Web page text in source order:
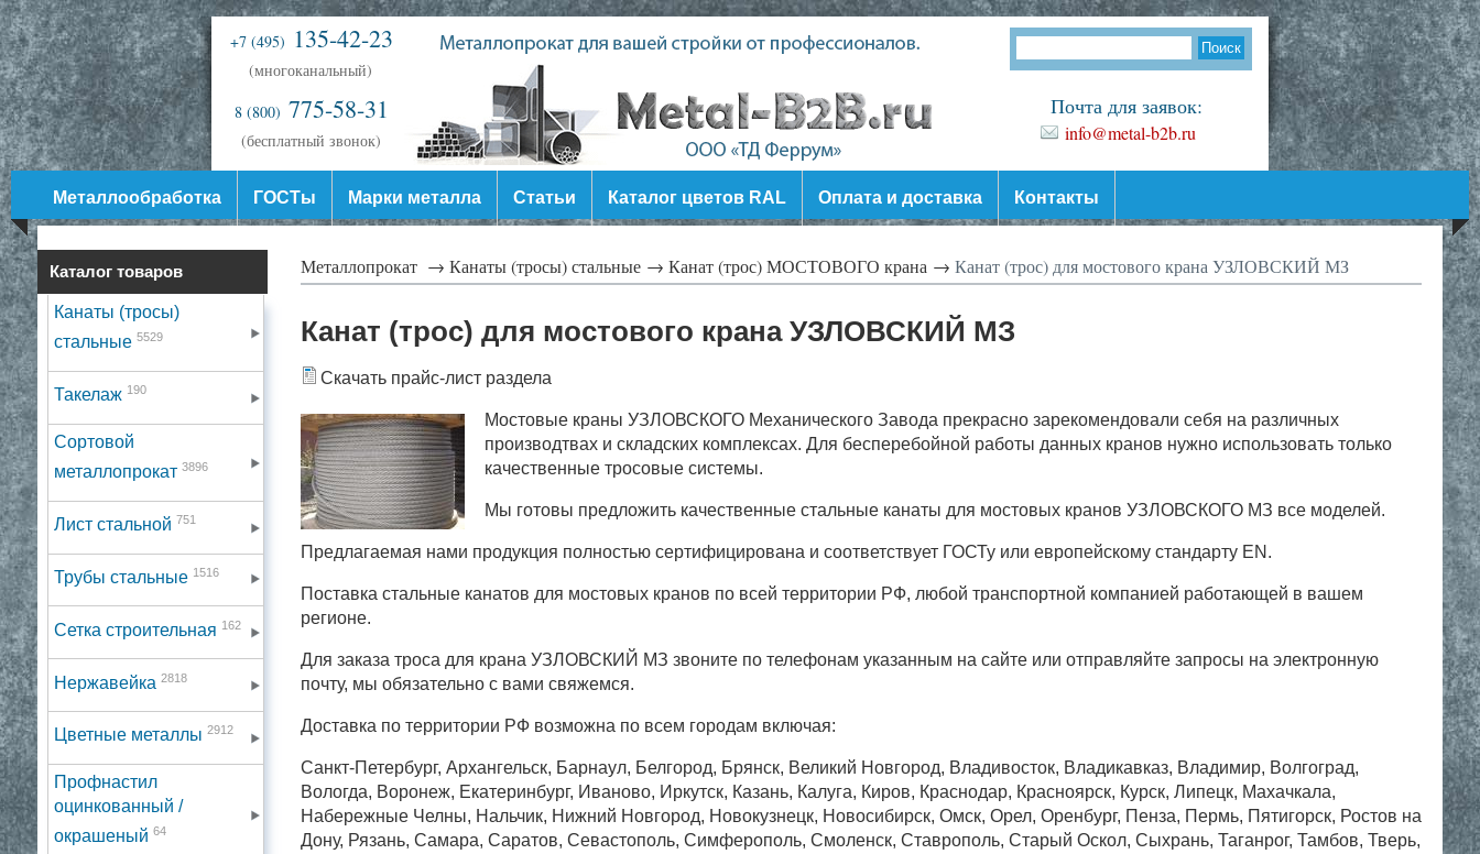
Почта для заявок:
info@metal-b2b.ru
+7 (495) 135-42-23
(многоканальный)
8 (800) 775-58-31
(бесплатный звонок)
Металлообработка ГОСТы Марки металла Статьи Каталог цветов RAL Оплата и доставка Контакты
Каталог товаров
Канаты (тросы)
стальные 5529
Такелаж 190
Сортовой
металлопрокат 3896
Лист стальной 751
Трубы стальные 1516
Сетка строительная 162
Нержавейка 2818
Цветные металлы 2912
Профнастил
оцинкованный /
окрашеный 64
Металлопрокат → Канаты (тросы) стальные → Канат (трос) МОСТОВОГО крана → Канат (трос) для мостового крана УЗЛОВСКИЙ МЗ
Канат (трос) для мостового крана УЗЛОВСКИЙ МЗ
Скачать прайс-лист раздела
Мостовые краны УЗЛОВСКОГО Механического Завода прекрасно зарекомендовали себя на различных
производтвах и складских комплексах. Для бесперебойной работы данных кранов нужно использовать только
качественные тросовые системы.
Мы готовы предложить качественные стальные канаты для мостовых кранов УЗЛОВСКОГО МЗ все моделей.
Предлагаемая нами продукция полностью сертифицирована и соответствует ГОСТу или европейскому стандарту EN.
Поставка стальные канатов для мостовых кранов по всей территории РФ, любой транспортной компанией работающей в вашем
регионе.
Для заказа троса для крана УЗЛОВСКИЙ МЗ звоните по телефонам указанным на сайте или отправляйте запросы на электронную
почту, мы обязательно с вами свяжемся.
Доставка по территории РФ возможна по всем городам включая:
Санкт-Петербург, Архангельск, Барнаул, Белгород, Брянск, Великий Новгород, Владивосток, Владикавказ, Владимир, Волгоград,
Вологда, Воронеж, Екатеринбург, Иваново, Иркутск, Казань, Калуга, Киров, Краснодар, Красноярск, Курск, Липецк, Махачкала,
Набережные Челны, Нальчик, Нижний Новгород, Новокузнецк, Новосибирск, Омск, Орел, Оренбург, Пенза, Пермь, Пятигорск, Ростов на
Дону, Рязань, Самара, Саратов, Севастополь, Симферополь, Смоленск, Ставрополь, Старый Оскол, Сыхрань, Таганрог, Тамбов, Тверь,